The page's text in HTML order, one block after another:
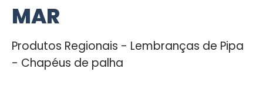
MAR
Produtos Regionais - Lembranças de Pipa
- Chapéus de palha